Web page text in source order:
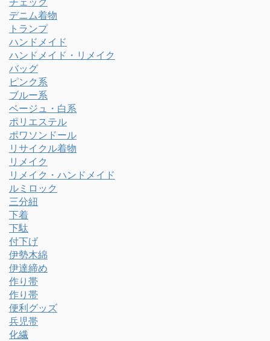
デニム着物
トランプ
ハンドメイド
ハンドメイド・リメイク
バッグ
ピンク系
ブルー系
ベージュ・白系
ポリエステル
ポワソンドール
リサイクル着物
リメイク
リメイク・ハンドメイド
ルミロック
三分紐
下着
下駄
付下げ
伊勢木綿
伊達締め
作り帯
作り帯
便利グッズ
兵児帯
化繊